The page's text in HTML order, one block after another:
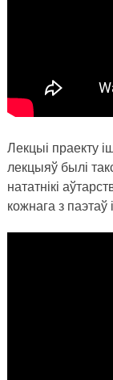
Лекцыі праекту
лекцыяў былі
нататнікі
кожнага з паэтаў